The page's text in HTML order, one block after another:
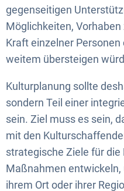
gegenseitigen
Möglichkeiten,
Kraft einzelner
weitem übersteigen
Kulturplanung sollte
sondern Teil einer
sein. Ziel muss es sein,
mit den
strategische Ziele für
Maßnahmen entwickeln,
ihrem Ort oder ihrer